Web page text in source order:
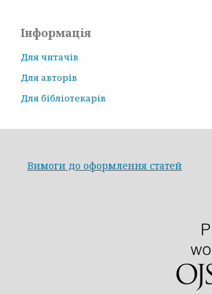
Інформація
Для читачів
Для авторів
Для бібліотекарів
Вимоги до оформлення статей